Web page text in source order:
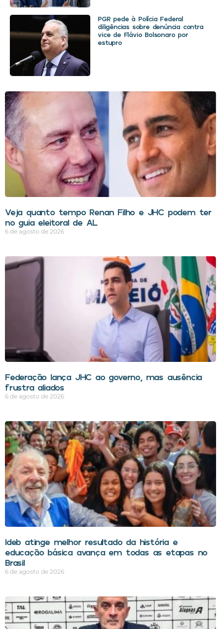
PGR pede à Polícia Federal
diligências sobre denúncia contra
vice de Flávio Bolsonaro por
estupro
Veja quanto tempo Renan Filho e JHC podem ter
no guia eleitoral de AL
6 de agosto de 2026
Federação lança JHC ao governo, mas ausência
frustra aliados
6 de agosto de 2026
Ideb atinge melhor resultado da história e
educação básica avança em todas as etapas no
Brasil
6 de agosto de 2026